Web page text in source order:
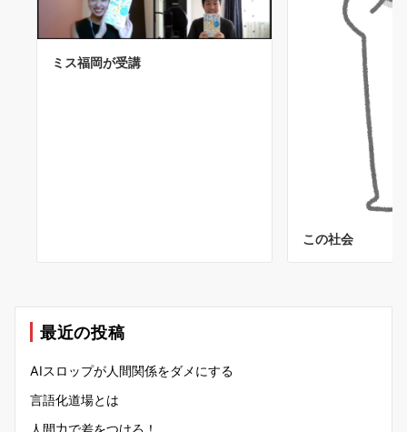
ミス福岡が受講
この社会
最近の投稿
AIスロップが人間関係をダメにする
言語化道場とは
人間力で差をつけろ！